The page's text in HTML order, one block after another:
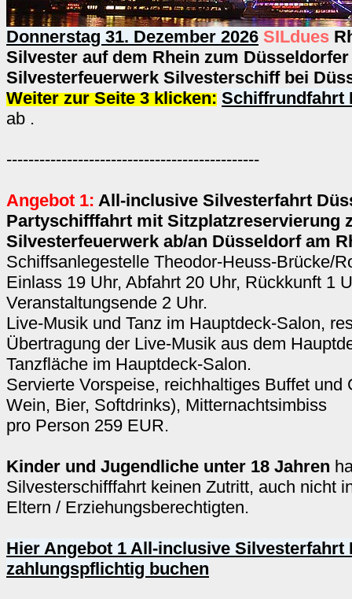
Donnerstag 31. Dezember 2026 SILdues
Silvester auf dem Rhein zum Düsseldorfer
Silvesterfeuerwerk Silvesterschiff bei
Weiter zur Seite 3 klicken: Schiffrundfahrt
ab .
----------------------------------------------
Angebot 1: All-inclusive Silvesterfahrt
Partyschifffahrt mit Sitzplatzreservierung
Silvesterfeuerwerk ab/an Düsseldorf am
Schiffsanlegestelle Theodor-Heuss-Brücke/
Einlass 19 Uhr, Abfahrt 20 Uhr, Rückkunft 1
Veranstaltungsende 2 Uhr.
Live-Musik und Tanz im Hauptdeck-Salon,
Übertragung der Live-Musik aus dem
Tanzfläche im Hauptdeck-Salon.
Servierte Vorspeise, reichhaltiges Buffet und
Wein, Bier, Softdrinks), Mitternachtsimbiss
pro Person 259 EUR.
Kinder und Jugendliche unter 18 Jahren
Silvesterschifffahrt keinen Zutritt, auch nicht
Eltern / Erziehungsberechtigten.
Hier Angebot 1 All-inclusive Silvesterfahrt
zahlungspflichtig buchen